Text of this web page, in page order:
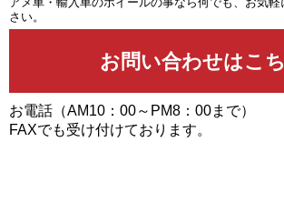
さい。
お電話（AM10：00～PM8：00まで）
FAXでも受け付けております。